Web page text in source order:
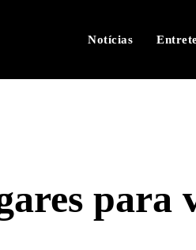
Notícias
para